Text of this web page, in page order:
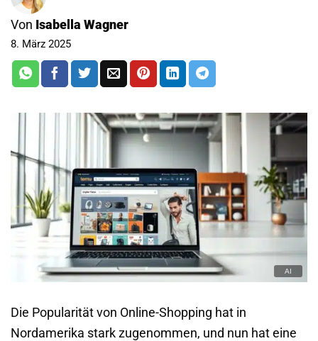
Von Isabella Wagner
8. März 2025
Die Popularität von Online-Shopping hat in
Nordamerika stark zugenommen, und nun hat eine